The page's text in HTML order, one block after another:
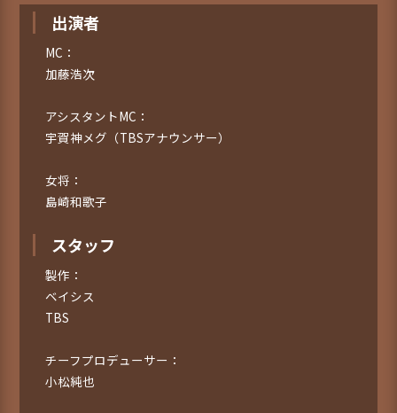
出演者
MC：
加藤浩次
アシスタントMC：
宇賀神メグ（TBSアナウンサー）
女将：
島崎和歌子
スタッフ
製作：
ベイシス
TBS
チーフプロデューサー：
小松純也